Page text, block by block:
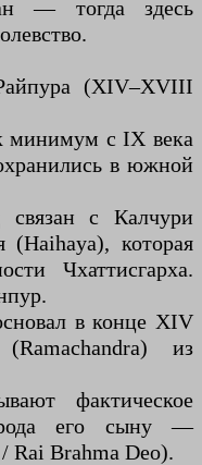
— тогда здесь
(XIV–XVIII
минимум с IX века
в южной
связан с Калчури
(Haihaya), которая
Чхаттисгарха.
в конце XIV
из
фактическое
его сыну —
Rai Brahma Deo).